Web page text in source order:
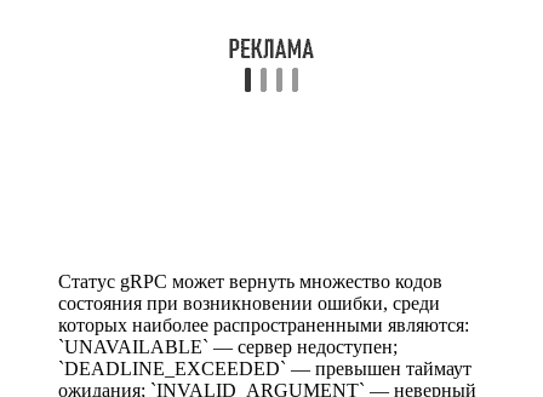
Статус gRPC может вернуть множество кодов
состояния при возникновении ошибки, среди
которых наиболее распространенными являются:
`UNAVAILABLE` — сервер недоступен;
`DEADLINE_EXCEEDED` — превышен таймаут
ожидания; `INVALID_ARGUMENT` — неверный